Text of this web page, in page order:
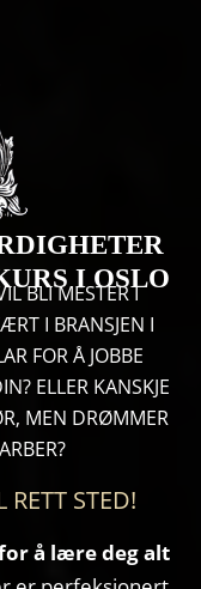
I OSLO
BLI MESTER I
I BRANSJEN I
FOR Å JOBBE
ELLER KANSKJE
MEN DRØMMER
STED!
å lære deg alt